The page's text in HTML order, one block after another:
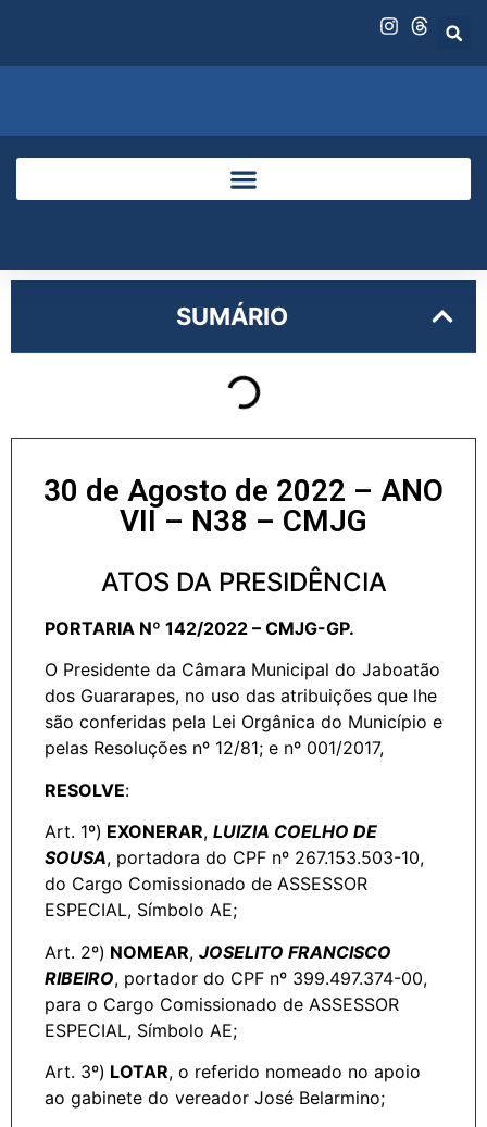
SUMÁRIO
30 de Agosto de 2022 – ANO
VII – N38 – CMJG
ATOS DA PRESIDÊNCIA
PORTARIA Nº 142/2022 – CMJG-GP.
O Presidente da Câmara Municipal do Jaboatão
dos Guararapes, no uso das atribuições que lhe
são conferidas pela Lei Orgânica do Município e
pelas Resoluções nº 12/81; e nº 001/2017,
RESOLVE:
Art. 1º) EXONERAR, LUIZIA COELHO DE
SOUSA, portadora do CPF nº 267.153.503-10,
do Cargo Comissionado de ASSESSOR
ESPECIAL, Símbolo AE;
Art. 2º) NOMEAR, JOSELITO FRANCISCO
RIBEIRO, portador do CPF nº 399.497.374-00,
para o Cargo Comissionado de ASSESSOR
ESPECIAL, Símbolo AE;
Art. 3º) LOTAR, o referido nomeado no apoio
ao gabinete do vereador José Belarmino;